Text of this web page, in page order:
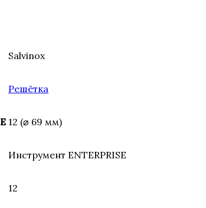
Salvinox
Решётка
12 (⌀ 69 мм)
Инструмент ENTERPRISE
12